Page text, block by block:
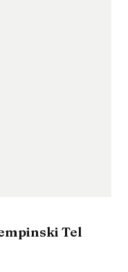
Tel